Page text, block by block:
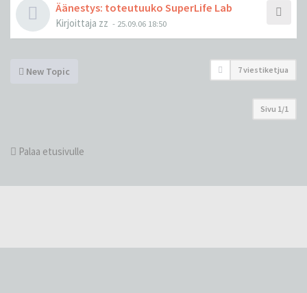
Äänestys: toteutuuko SuperLife Lab
Kirjoittaja zz - 25.09.06 18:50
New Topic 7 viestiketjua
Sivu 1/1
Palaa etusivulle